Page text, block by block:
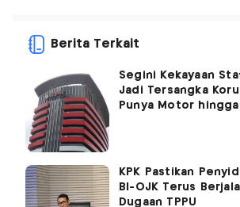
Berita Terkait
Segini Kekayaan
Jadi Tersangka
Punya Motor hingga
KPK Pastikan
BI-OJK Terus
Dugaan TPPU